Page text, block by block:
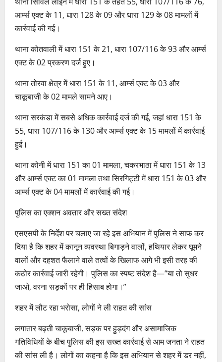
आर्म्स एक्ट के 11, धारा 128 के 09 और धारा 129 के 08 मामलों में
कार्रवाई की गई।
थाना कोतवाली में धारा 151 के 21, धारा 107/116 के 93 और आर्म्स
एक्ट के 02 प्रकरण दर्ज हुए।
थाना तोरवा क्षेत्र में धारा 151 के 11, आर्म्स एक्ट के 03 और
चाकूबाजी के 02 मामले सामने आए।
थाना सरकंडा में सबसे अधिक कार्रवाई दर्ज की गई, जहां धारा 151 के
55, धारा 107/116 के 130 और आर्म्स एक्ट के 15 मामलों में कार्रवाई
हुई।
थाना कोनी में धारा 151 का 01 मामला, चकरभाठा में धारा 151 के 13
और आर्म्स एक्ट का 01 मामला तथा सिरगिट्टी में धारा 151 के 03 और
आर्म्स एक्ट के 04 मामलों में कार्रवाई की गई।
पुलिस का एक्शन अवतार और सख्त संदेश
एसएसपी के निर्देश पर चलाए जा रहे इस अभियान में पुलिस ने साफ कर
दिया है कि शहर में कानून व्यवस्था बिगाड़ने वालों, हथियार लेकर घूमने
वालों और दहशत फैलाने वाले तत्वों के खिलाफ आगे भी इसी तरह की
कठोर कार्रवाई जारी रहेगी। पुलिस का स्पष्ट संदेश है—“या तो सुधर
जाओ, वरना सड़कों पर ही हिसाब होगा।”
शहर में लौट रहा भरोसा, लोगों ने ली राहत की सांस
लगातार बढ़ती चाकूबाजी, सड़क पर हुड़दंग और असामाजिक
गतिविधियों के बीच पुलिस की इस सख्त कार्रवाई से आम जनता ने राहत
की सांस ली है। लोगों का कहना है कि इस अभियान से शहर में डर नहीं,